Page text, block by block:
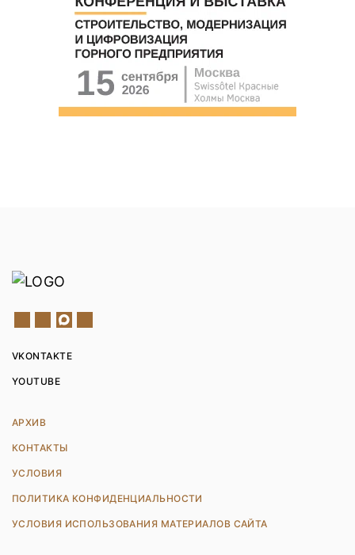
VKONTAKTE
YOUTUBE
АРХИВ
КОНТАКТЫ
УСЛОВИЯ
ПОЛИТИКА КОНФИДЕНЦИАЛЬНОСТИ
УСЛОВИЯ ИСПОЛЬЗОВАНИЯ МАТЕРИАЛОВ САЙТА